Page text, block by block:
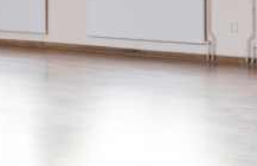
ALBREKTSSALEN